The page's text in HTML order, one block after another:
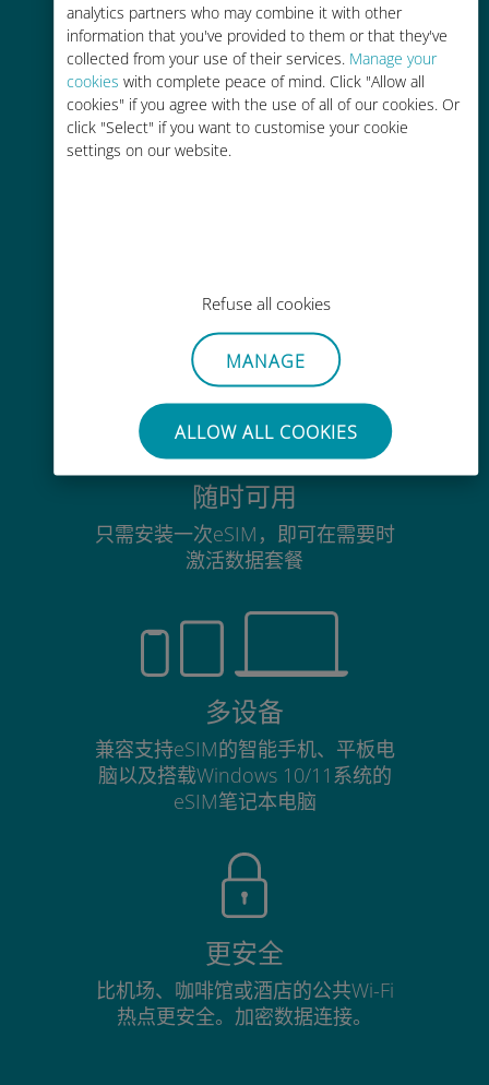
analytics partners who may combine it with other
information that you've provided to them or that they've
collected from your use of their services. Manage your
cookies with complete peace of mind. Click "Allow all
cookies" if you agree with the use of all of our cookies. Or
click "Select" if you want to customise your cookie
settings on our website.
Refuse all cookies
MANAGE
ALLOW ALL COOKIES
轻松充值
通过Ubigi应用随时随地通话，即使
没有Wi-Fi或剩余流量也能畅聊
毫不费力
无需取出您现有的SIM卡
随时可用
只需安装一次eSIM，即可在需要时
激活数据套餐
多设备
兼容支持eSIM的智能手机、平板电
脑以及搭载Windows 10/11系统的
eSIM笔记本电脑
更安全
比机场、咖啡馆或酒店的公共Wi-Fi
热点更安全。加密数据连接。